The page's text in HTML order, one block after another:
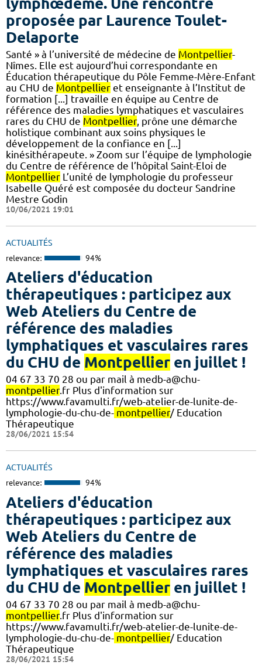
proposée par Laurence Toulet-
Delaporte
Santé » à l’université de médecine de Montpellier-
Nîmes. Elle est aujourd’hui correspondante en
Éducation thérapeutique du Pôle Femme-Mère-Enfant
au CHU de Montpellier et enseignante à l’Institut de
formation [...] travaille en équipe au Centre de
référence des maladies lymphatiques et vasculaires
rares du CHU de Montpellier, prône une démarche
holistique combinant aux soins physiques le
développement de la confiance en [...]
kinésithérapeute. » Zoom sur l’équipe de lymphologie
du Centre de référence de l’hôpital Saint-Eloi de
Montpellier L’unité de lymphologie du professeur
Isabelle Quéré est composée du docteur Sandrine
Mestre Godin
10/06/2021 19:01
ACTUALITÉS
relevance: 94%
Ateliers d'éducation
thérapeutiques : participez aux
Web Ateliers du Centre de
référence des maladies
lymphatiques et vasculaires rares
du CHU de Montpellier en juillet !
04 67 33 70 28 ou par mail à medb-a@chu-
montpellier.fr Plus d'information sur
https://www.favamulti.fr/web-atelier-de-lunite-de-
lymphologie-du-chu-de- montpellier/ Education
Thérapeutique
28/06/2021 15:54
ACTUALITÉS
relevance: 94%
Ateliers d'éducation
thérapeutiques : participez aux
Web Ateliers du Centre de
référence des maladies
lymphatiques et vasculaires rares
du CHU de Montpellier en juillet !
04 67 33 70 28 ou par mail à medb-a@chu-
montpellier.fr Plus d'information sur
https://www.favamulti.fr/web-atelier-de-lunite-de-
lymphologie-du-chu-de- montpellier/ Education
Thérapeutique
28/06/2021 15:54